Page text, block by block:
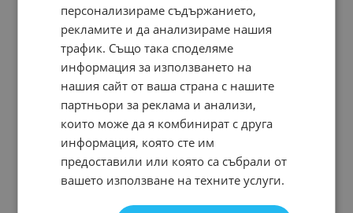
персонализираме съдържанието,
рекламите и да анализираме нашия
трафик. Също така споделяме
информация за използването на
нашия сайт от ваша страна с нашите
партньори за реклама и анализи,
които може да я комбинират с друга
информация, която сте им
предоставили или която са събрали от
вашето използване на техните услуги.